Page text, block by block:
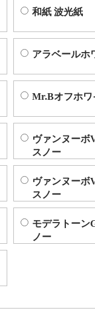
和紙 波光紙
アラベールホ
Mr.Bオフホワ
ヴァンヌーボ
スノー
ヴァンヌーボ
スノー
モデラトーン
ノー